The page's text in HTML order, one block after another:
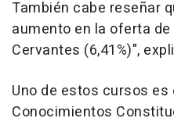
También cabe reseñar
aumento en la oferta
Cervantes (6,41%)",
Uno de estos cursos es
Conocimientos